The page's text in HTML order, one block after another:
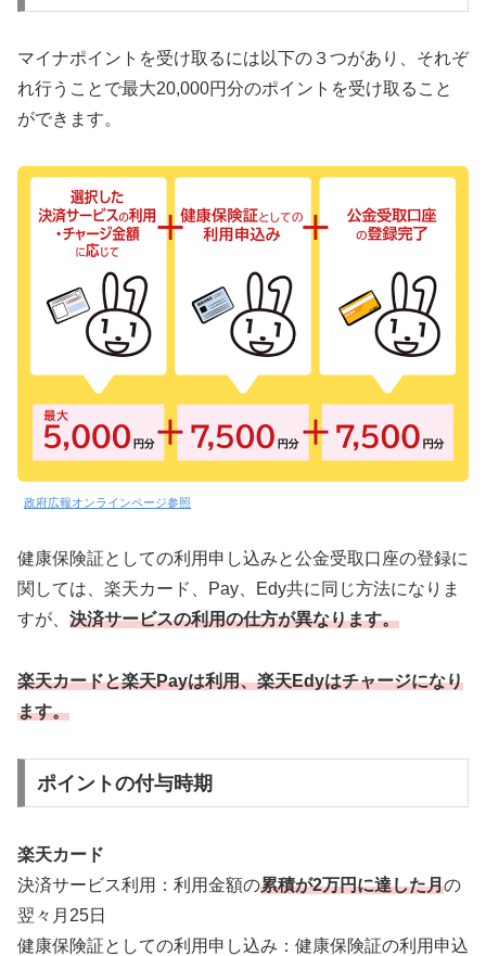
マイナポイントを受け取るには以下の３つがあり、それぞ
れ行うことで最大20,000円分のポイントを受け取ること
ができます。
政府広報オンラインページ参照
健康保険証としての利用申し込みと公金受取口座の登録に
関しては、楽天カード、Pay、Edy共に同じ方法になりま
すが、 決済サービスの利用の仕方が異なります。
楽天カードと楽天Payは利用、楽天Edyはチャージになり
ます。
ポイントの付与時期
楽天カード
決済サービス利用：利用金額の累積が2万円に達した月の
翌々月25日
健康保険証としての利用申し込み：健康保険証の利用申込